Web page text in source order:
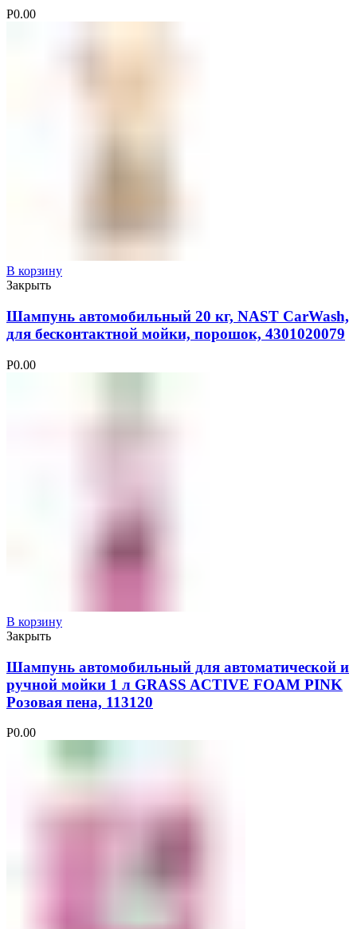
Р0.00
В корзину
Закрыть
Шампунь автомобильный 20 кг, NAST CarWash,
для бесконтактной мойки, порошок, 4301020079
Р0.00
В корзину
Закрыть
Шампунь автомобильный для автоматической и
ручной мойки 1 л GRASS ACTIVE FOAM PINK
Розовая пена, 113120
Р0.00